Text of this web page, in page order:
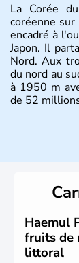
La Corée
coréenne
encadré à
Japon. Il
Nord. Aux
du nord au
à 1950 m
de 52
Histoire
principales
Corée du
1988, de
2002, en
Haemul
fruits de
littoral